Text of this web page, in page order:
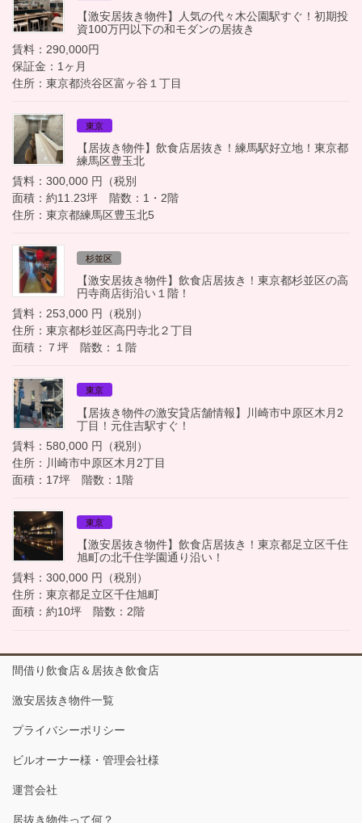
【激安居抜き物件】人気の代々木公園駅すぐ！初期投
資100万円以下の和モダンの居抜き
賃料：290,000円
保証金：1ヶ月
住所：東京都渋谷区富ヶ谷１丁目
東京
【居抜き物件】飲食店居抜き！練馬駅好立地！東京都
練馬区豊玉北
賃料：300,000 円（税別
面積：約11.23坪 階数：1・2階
住所：東京都練馬区豊玉北5
杉並区
【激安居抜き物件】飲食店居抜き！東京都杉並区の高
円寺商店街沿い１階！
賃料：253,000 円（税別）
住所：東京都杉並区高円寺北２丁目
面積：７坪 階数：１階
東京
【居抜き物件の激安貸店舗情報】川崎市中原区木月2
丁目！元住吉駅すぐ！
賃料：580,000 円（税別）
住所：川崎市中原区木月2丁目
面積：17坪 階数：1階
東京
【激安居抜き物件】飲食店居抜き！東京都足立区千住
旭町の北千住学園通り沿い！
賃料：300,000 円（税別）
住所：東京都足立区千住旭町
面積：約10坪 階数：2階
間借り飲食店＆居抜き飲食店
激安居抜き物件一覧
プライバシーポリシー
ビルオーナー様・管理会社様
運営会社
居抜き物件って何？